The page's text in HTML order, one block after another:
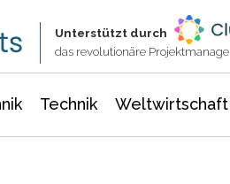
Unterstützt durch
das revolutionäre
Technik Weltwirtschaft